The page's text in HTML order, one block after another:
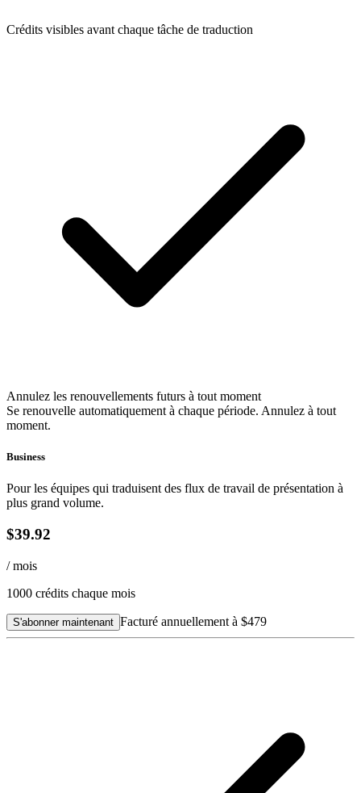
Crédits visibles avant chaque tâche de traduction
Annulez les renouvellements futurs à tout moment
Se renouvelle automatiquement à chaque période. Annulez à tout
moment.
Business
Pour les équipes qui traduisent des flux de travail de présentation à
plus grand volume.
$39.92
/ mois
1000 crédits chaque mois
S'abonner maintenant Facturé annuellement à $479